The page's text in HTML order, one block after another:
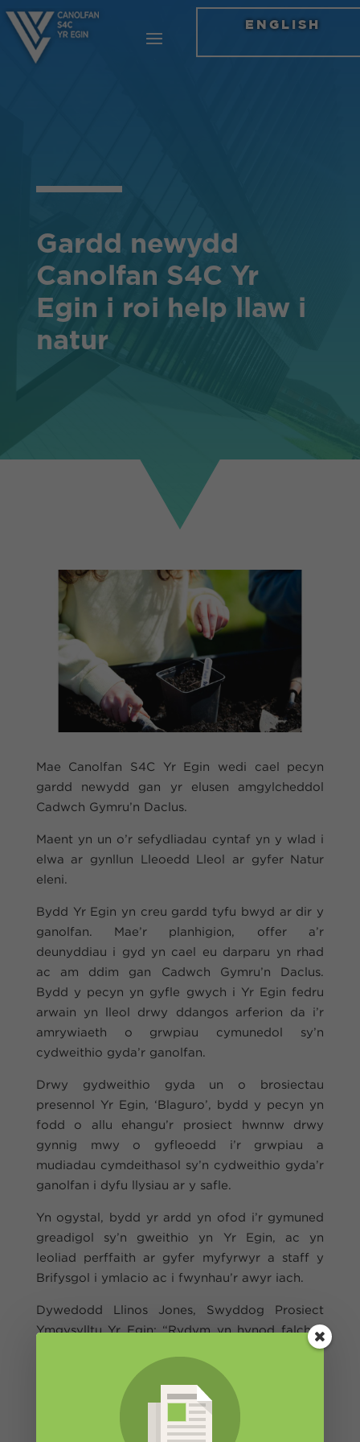
ENGLISH
Gardd newydd
Canolfan S4C Yr
Egin i roi help llaw i
natur
Mae Canolfan S4C Yr Egin wedi cael pecyn
gardd newydd gan yr elusen amgylcheddol
Cadwch Gymru’n Daclus.
Maent yn un o’r sefydliadau cyntaf yn y wlad i
elwa ar gynllun Lleoedd Lleol ar gyfer Natur
eleni.
Bydd Yr Egin yn creu gardd tyfu bwyd ar dir y
ganolfan. Mae’r planhigion, offer a’r
deunyddiau i gyd yn cael eu darparu yn rhad
ac am ddim gan Cadwch Gymru’n Daclus.
Bydd y pecyn yn gyfle gwych i Yr Egin fedru
arwain yn lleol drwy ddangos arferion da i’r
amrywiaeth o grwpiau cymunedol sy’n
cydweithio gyda’r ganolfan.
Drwy gydweithio gyda un o brosiectau
presennol Yr Egin, ‘Blaguro’, bydd y pecyn yn
fodd o allu ehangu’r prosiect hwnnw drwy
gynnig mwy o gyfleoedd i’r grwpiau a
mudiadau cymdeithasol sy’n cydweithio gyda’r
ganolfan i dyfu llysiau ar y safle.
Yn ogystal, bydd yr ardd yn ofod i’r gymuned
greadigol sy’n gweithio yn Yr Egin, ac yn
leoliad perffaith ar gyfer myfyrwyr a staff y
Brifysgol i ymlacio ac i fwynhau’r awyr iach.
Dywedodd Llinos Jones, Swyddog Prosiect
Ymgysylltu Yr Egin: “Rydym yn hynod falch a
diolchgar o dderbyn y pecyn gwerthfawr yma
gan Cadwch Gymru’n Daclus, bydd hyn yn ein
galluogi i weithio yn agos a chymunedau
Caerfyrddin gan roi cyfleoedd i bobol weithio
a phrofi natur ar ei stepen drws. Gydag offer o